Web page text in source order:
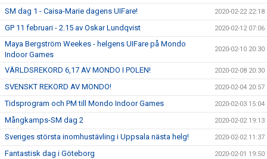
SM dag 1 - Caisa-Marie dagens UIFare! 2020-02-22 22:18
GP 11 februari - 2.15 av Oskar Lundqvist 2020-02-12 07:06
Maya Bergström Weekes - helgens UIFare på Mondo
Indoor Games
2020-02-10 20:30
VÄRLDSREKORD 6,17 AV MONDO I POLEN! 2020-02-08 20:30
SVENSKT REKORD AV MONDO! 2020-02-04 20:57
Tidsprogram och PM till Mondo Indoor Games 2020-02-03 15:04
Mångkamps-SM dag 2 2020-02-02 19:13
Sveriges största inomhustävling i Uppsala nästa helg! 2020-02-02 11:37
Fantastisk dag i Göteborg 2020-02-01 19:50